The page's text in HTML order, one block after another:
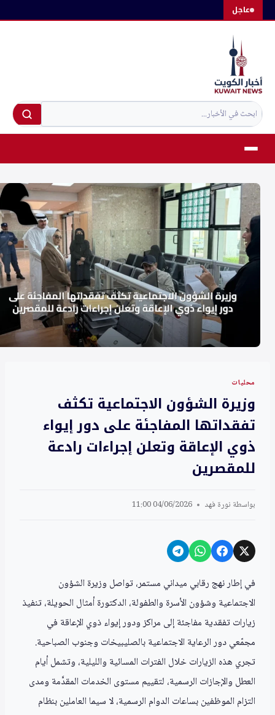
عاجلالتجاوز
محليات
وزيرة الشؤون الاجتماعية تكثف
تفقداتها المفاجئة على دور إيواء
ذوي الإعاقة وتعلن إجراءات رادعة
للمقصرين
بواسطة نورة فهد 04/06/2026 11:00
في إطار نهج رقابي ميداني مستمر، تواصل وزيرة الشؤون
الاجتماعية وشؤون الأسرة والطفولة، الدكتورة أمثال الحويلة، تنفيذ
زيارات تفقدية مفاجئة إلى مراكز ودور إيواء ذوي الإعاقة في
مجمّعي دور الرعاية الاجتماعية بالصليبيخات وجنوب الصباحية.
تجري هذه الزيارات خلال الفترات المسائية والليلية، وتشمل أيام
العطل والإجازات الرسمية، لتقييم مستوى الخدمات المقدَّمة ومدى
التزام الموظفين بساعات الدوام الرسمية، لا سيما العاملين بنظام